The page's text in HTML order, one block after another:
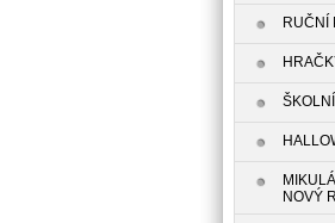
RUČNÍ
NOVÝ